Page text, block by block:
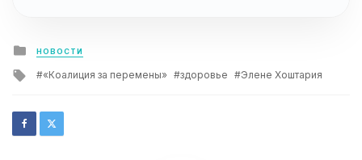
Posted
in
НОВОСТИ
Tagged
«Коалиция за перемены» здоровье Элене Хоштария